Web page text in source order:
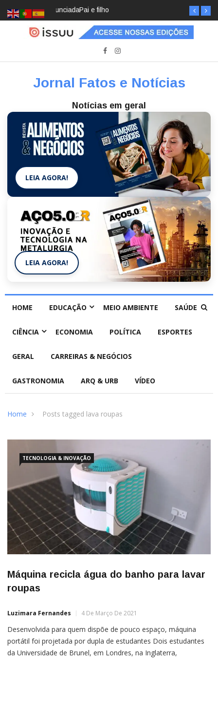
Pai e filho
Jornal Fatos e Notícias
Notícias em geral
LEIA AGORA!
LEIA AGORA!
HOME EDUCAÇÃO MEIO AMBIENTE SAÚDE
CIÊNCIA ECONOMIA POLÍTICA ESPORTES
GERAL CARREIRAS & NEGÓCIOS
GASTRONOMIA ARQ & URB VÍDEO
Home Posts tagged lava roupas
TECNOLOGIA & INOVAÇÃO
Máquina recicla água do banho para lavar
roupas
Luzimara Fernandes 4 De Março De 2021
Desenvolvida para quem dispõe de pouco espaço, máquina
portátil foi projetada por dupla de estudantes Dois estudantes
da Universidade de Brunel, em Londres, na Inglaterra,